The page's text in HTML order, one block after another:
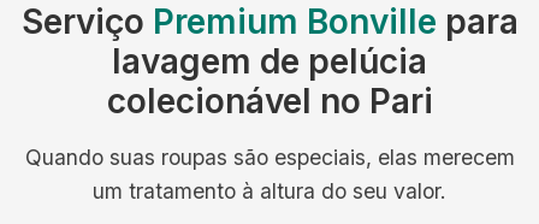
Serviço Premium Bonville para
lavagem de pelúcia
colecionável no Pari
Quando suas roupas são especiais, elas merecem
um tratamento à altura do seu valor.